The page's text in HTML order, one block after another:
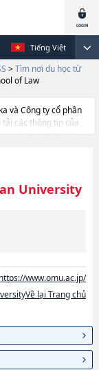
Tiếng Việt
> Tìm nơi du học từ
of Law
và Công ty cổ phần
tải các thông tin của
ngắn hạn, trường
Ngành College of
and Human
of
School of
School of
trang thiết bị, hướng
University
https://www.omu.ac.jp/
lại Trang chủ